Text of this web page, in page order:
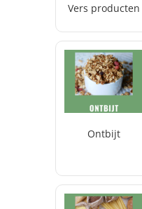
Vers producten
Ontbijt